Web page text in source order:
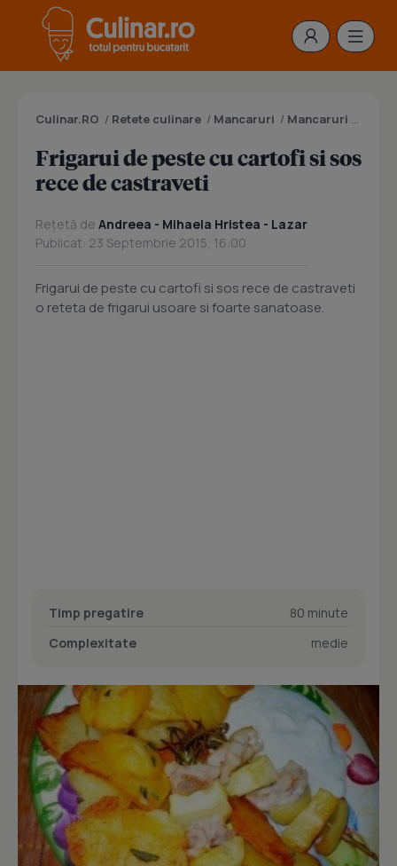
Culinar.RO / Retete culinare / Mancaruri / Mancaruri cu peste
Frigarui de peste cu cartofi si sos
rece de castraveti
Rețetă de Andreea - Mihaela Hristea - Lazar
Publicat: 23 Septembrie 2015, 16:00
Frigarui de peste cu cartofi si sos rece de castraveti
o reteta de frigarui usoare si foarte sanatoase.
Timp pregatire
80 minute
Complexitate
medie